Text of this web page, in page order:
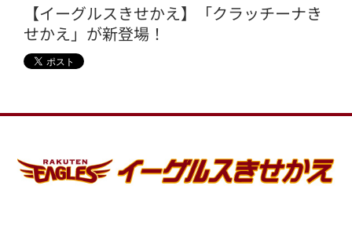
【イーグルスきせかえ】「クラッチーナき
せかえ」が新登場！